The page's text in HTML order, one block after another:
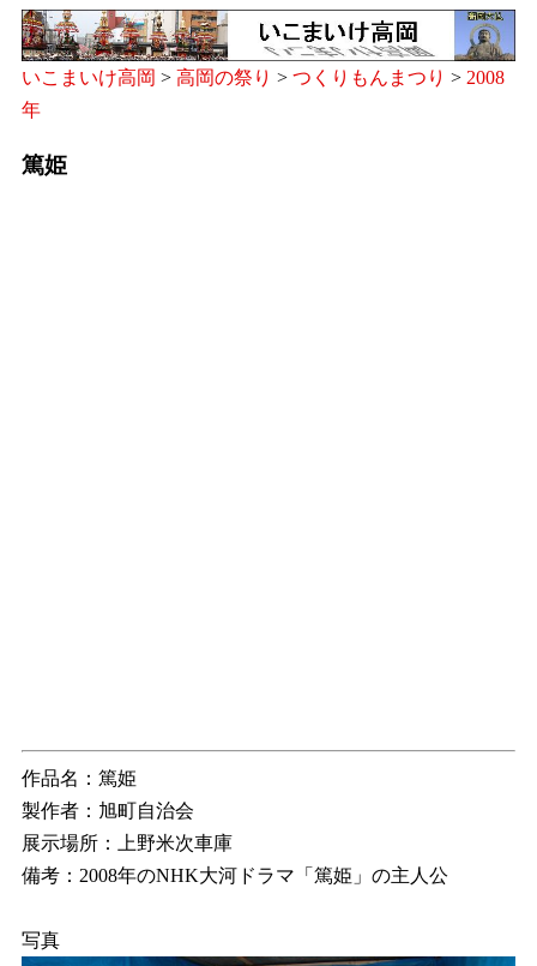
いこまいけ高岡 > 高岡の祭り > つくりもんまつり > 2008
年
篤姫
作品名：篤姫
製作者：旭町自治会
展示場所：上野米次車庫
備考：2008年のNHK大河ドラマ「篤姫」の主人公
写真